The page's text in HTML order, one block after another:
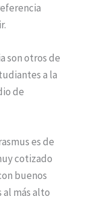
son otros de
a la
de
es de
cotizado
buenos
más alto